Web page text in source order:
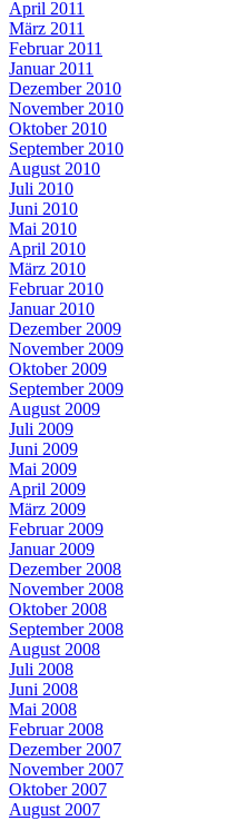
April 2011
März 2011
Februar 2011
Januar 2011
Dezember 2010
November 2010
Oktober 2010
September 2010
August 2010
Juli 2010
Juni 2010
Mai 2010
April 2010
März 2010
Februar 2010
Januar 2010
Dezember 2009
November 2009
Oktober 2009
September 2009
August 2009
Juli 2009
Juni 2009
Mai 2009
April 2009
März 2009
Februar 2009
Januar 2009
Dezember 2008
November 2008
Oktober 2008
September 2008
August 2008
Juli 2008
Juni 2008
Mai 2008
Februar 2008
Dezember 2007
November 2007
Oktober 2007
August 2007